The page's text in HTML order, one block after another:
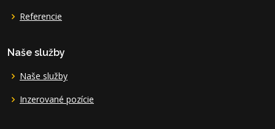
Referencie
Naše služby
Naše služby
Inzerované pozície